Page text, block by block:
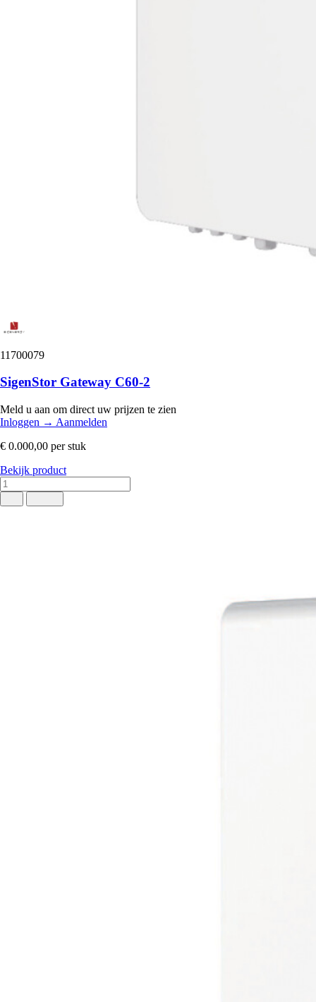
11700079
SigenStor Gateway C60-2
Meld u aan om direct uw prijzen te zien
Inloggen → Aanmelden
€ 0.000,00 per stuk
Bekijk product